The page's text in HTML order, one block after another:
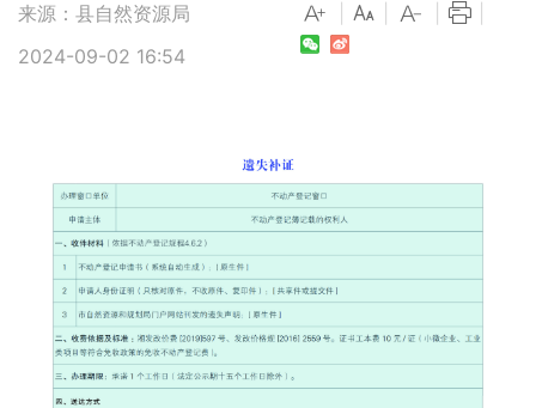
来源：县自然资源局
2024-09-02 16:54